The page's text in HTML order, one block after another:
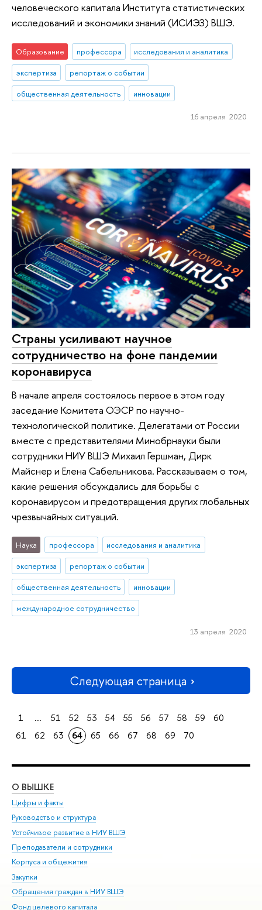
человеческого капитала Института статистических
исследований и экономики знаний (ИСИЭЗ) ВШЭ.
Образование профессора
исследования и аналитика
экспертиза
репортаж о событии
общественная деятельность
инновации
16 апреля 2020
Страны усиливают научное
сотрудничество на фоне пандемии
коронавируса
В начале апреля состоялось первое в этом году
заседание Комитета ОЭСР по научно-
технологической политике. Делегатами от России
вместе с представителями Минобрнауки были
сотрудники НИУ ВШЭ Михаил Гершман, Дирк
Майснер и Елена Сабельникова. Рассказываем о том,
какие решения обсуждались для борьбы с
коронавирусом и предотвращения других глобальных
чрезвычайных ситуаций.
Наука профессора
исследования и аналитика
экспертиза
репортаж о событии
общественная деятельность
инновации
международное сотрудничество
13 апреля 2020
Следующая страница
1 ... 51 52 53 54 55 56 57 58 59
60
61
62 63 64 65 66 67 68 69 70
О ВЫШКЕ
Цифры и факты
Руководство и структура
Устойчивое развитие в НИУ ВШЭ
Преподаватели и сотрудники
Корпуса и общежития
Закупки
Обращения граждан в НИУ ВШЭ
Фонд целевого капитала